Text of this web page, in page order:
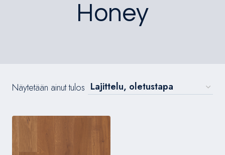
Honey
Näytetään ainut tulos